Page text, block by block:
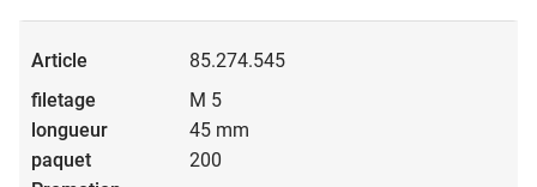
85.274.545
M 5
45 mm
200